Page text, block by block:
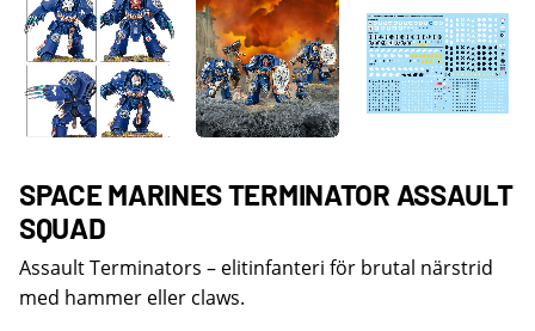
SPACE MARINES TERMINATOR ASSAULT
SQUAD
Assault Terminators – elitinfanteri för brutal närstrid
med hammer eller claws.